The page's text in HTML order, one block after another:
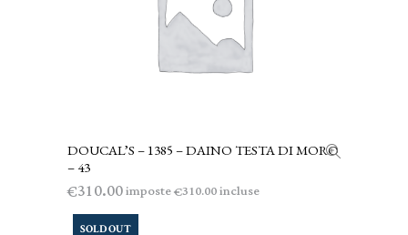
AGGIUNGI AL CARRELLO
DOUCAL’S – 1385 – DAINO TESTA DI MORO
– 43
€310.00imposte€310.00incluse
SOLD OUT